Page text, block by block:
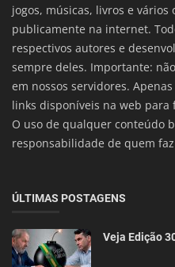
jogos, músicas, livros e
publicamente na internet.
respectivos autores e
sempre deles. Importante:
em nossos servidores.
links disponíveis na web para
O uso de qualquer conteúdo
responsabilidade de quem
ÚLTIMAS POSTAGENS
Veja Edição